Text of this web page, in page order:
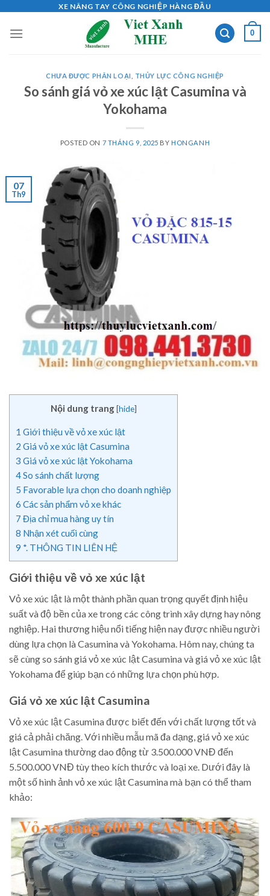
content
XE NÂNG TAY CÔNG NGHIỆP HÀNG ĐẦU
0
CHƯA ĐƯỢC PHÂN LOẠI THỦY LỰC CÔNG NGHIỆP
So sánh giá vỏ xe xúc lật Casumina và
Yokohama
POSTED ON 7 THÁNG 9, 2025 BYHONGANH
07
Th9
Nội dung trang [hide]
1 Giới thiệu về vỏ xe xúc lật
2 Giá vỏ xe xúc lật Casumina
3 Giá vỏ xe xúc lật Yokohama
4So sánh chất lượng
5 Favorable lựa chọn cho doanh nghiệp
6 Các sản phẩm vỏ xe khác
7 Địa chỉ mua hàng uy tín
8 Nhận xét cuối cùng
9 *. THÔNG TIN LIÊN HỆ
Giới thiệu về vỏ xe xúc lật
Vỏ xe xúc lật là một thành phần quan trọng quyết định hiệu
suất và độ bền của xe trong các công trình xây dựng hay nông
nghiệp. Hai thương hiệu nổi tiếng hiện nay được nhiều người
dùng lựa chọn là Casumina và Yokohama. Hôm nay, chúng ta
sẽ cùng so sánh giá vỏ xe xúc lật Casumina và giá vỏ xe xúc lật
Yokohama để giúp bạn có những lựa chọn phù hợp.
Giá vỏ xe xúc lật Casumina
Vỏ xe xúc lật Casumina được biết đến với chất lượng tốt và
giá cả phải chăng. Với nhiều mẫu mã đa dạng, giá vỏ xe xúc
lật Casumina thường dao động từ 3.500.000 VNĐ đến
5.500.000 VNĐ tùy theo kích thước và loại xe. Dưới đây là
một số hình ảnh vỏ xe xúc lật Casumina mà bạn có thể tham
khảo: